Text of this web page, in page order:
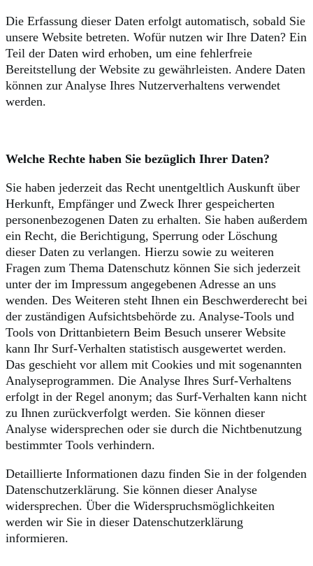
Die Erfassung dieser Daten erfolgt automatisch, sobald Sie
unsere Website betreten. Wofür nutzen wir Ihre Daten? Ein
Teil der Daten wird erhoben, um eine fehlerfreie
Bereitstellung der Website zu gewährleisten. Andere Daten
können zur Analyse Ihres Nutzerverhaltens verwendet
werden.
Welche Rechte haben Sie bezüglich Ihrer Daten?
Sie haben jederzeit das Recht unentgeltlich Auskunft über
Herkunft, Empfänger und Zweck Ihrer gespeicherten
personenbezogenen Daten zu erhalten. Sie haben außerdem
ein Recht, die Berichtigung, Sperrung oder Löschung
dieser Daten zu verlangen. Hierzu sowie zu weiteren
Fragen zum Thema Datenschutz können Sie sich jederzeit
unter der im Impressum angegebenen Adresse an uns
wenden. Des Weiteren steht Ihnen ein Beschwerderecht bei
der zuständigen Aufsichtsbehörde zu. Analyse-Tools und
Tools von Drittanbietern Beim Besuch unserer Website
kann Ihr Surf-Verhalten statistisch ausgewertet werden.
Das geschieht vor allem mit Cookies und mit sogenannten
Analyseprogrammen. Die Analyse Ihres Surf-Verhaltens
erfolgt in der Regel anonym; das Surf-Verhalten kann nicht
zu Ihnen zurückverfolgt werden. Sie können dieser
Analyse widersprechen oder sie durch die Nichtbenutzung
bestimmter Tools verhindern.
Detaillierte Informationen dazu finden Sie in der folgenden
Datenschutzerklärung. Sie können dieser Analyse
widersprechen. Über die Widerspruchsmöglichkeiten
werden wir Sie in dieser Datenschutzerklärung
informieren.